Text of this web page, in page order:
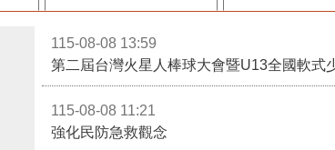
115-08-08 13:59
第二屆台灣火星人棒球大會暨U13全國軟式
115-08-08 11:21
強化民防急救觀念